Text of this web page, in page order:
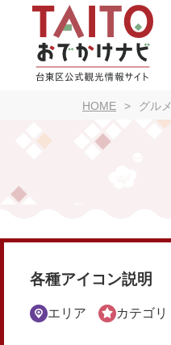
HOME グルメ
各種アイコン説明
エリア カテゴリ